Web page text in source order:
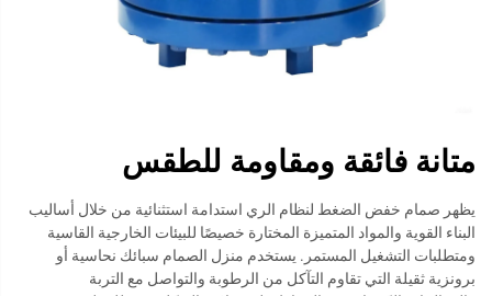
متانة فائقة ومقاومة للطقس
يظهر صمام خفض الضغط لنظام الري استدامة استثنائية من خلال أساليب
البناء القوية والمواد المتميزة المختارة خصيصًا للبيئات الخارجية القاسية
ومتطلبات التشغيل المستمر. يستخدم منزل الصمام سبائك نحاسية أو
برونزية ثقيلة التي تقاوم التآكل من الرطوبة والتواصل مع التربة